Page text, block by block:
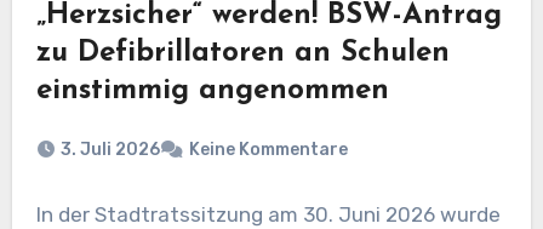
„Herzsicher“ werden! BSW-Antrag
zu Defibrillatoren an Schulen
einstimmig angenommen
3. Juli 2026 Keine Kommentare
In der Stadtratssitzung am 30. Juni 2026 wurde